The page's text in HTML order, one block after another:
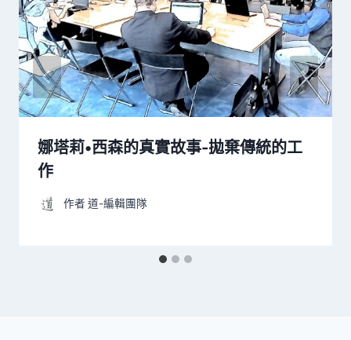
娜塔莉•西森的真實故事-拋棄傳統的工
作
作者 道-編輯團隊